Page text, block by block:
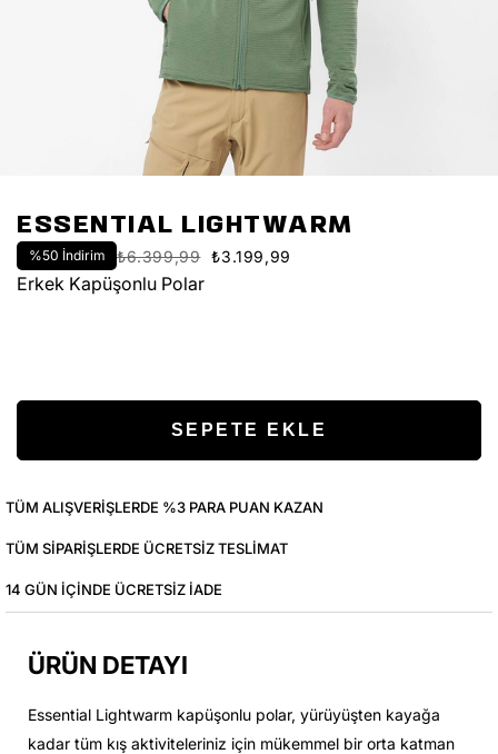
ESSENTIAL LIGHTWARM
%50 İndirim ₺6.399,99 ₺3.199,99
Erkek Kapüşonlu Polar
TÜM ALIŞVERIŞLERDE %3 PARA PUAN KAZAN
TÜM SIPARIŞLERDE ÜCRETSIZ TESLIMAT
14 GÜN IÇINDE ÜCRETSIZ IADE
ÜRÜN DETAYI
Essential Lightwarm kapüşonlu polar, yürüyüşten kayağa
kadar tüm kış aktiviteleriniz için mükemmel bir orta katman